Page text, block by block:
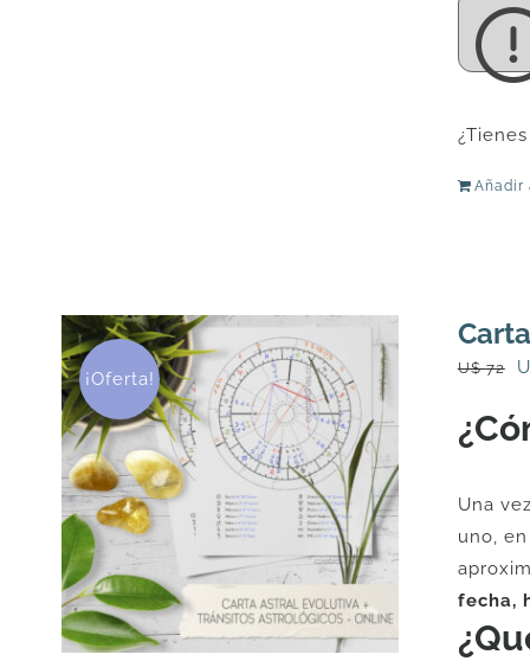
Añadir
¡Oferta!
U$72
Una
uno,
fecha,